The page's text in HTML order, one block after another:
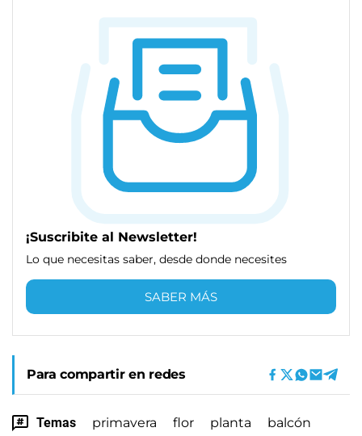
¡Suscribite al Newsletter!
Lo que necesitas saber, desde donde necesites
SABER MÁS
Para compartir en redes
Temas primavera flor planta balcón